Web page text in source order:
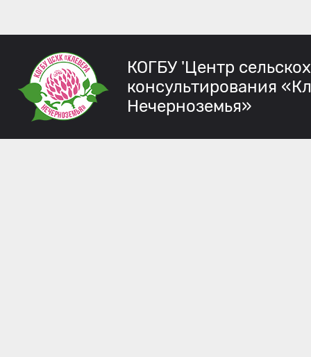
КОГБУ 'Центр
консультирования
Нечерноземья»